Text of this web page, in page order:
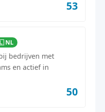
53
NL
bedrijven met
en actief in
50